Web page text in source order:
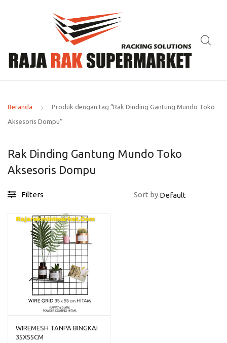
Beranda Produk dengan tag “Rak Dinding Gantung Mundo Toko
Aksesoris Dompu”
Rak Dinding Gantung Mundo Toko
Aksesoris Dompu
Filters Sort by
WIREMESH TANPA BINGKAI
35X55CM